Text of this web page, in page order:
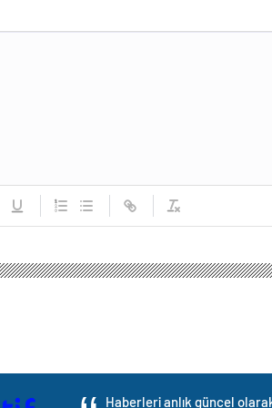
6 iline şehit